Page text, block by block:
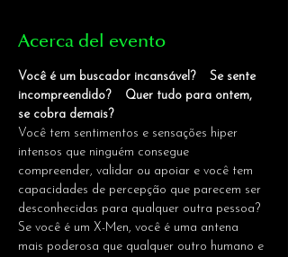
Acerca del evento
Você é um buscador incansável?    Se sente
incompreendido?    Quer tudo para ontem,
se cobra demais?
Você tem sentimentos e sensações hiper
intensos que ninguém consegue
compreender, validar ou apoiar e você tem
capacidades de percepção que parecem ser
desconhecidas para qualquer outra pessoa?
Se você é um X-Men, você é uma antena
mais poderosa que qualquer outro humano e